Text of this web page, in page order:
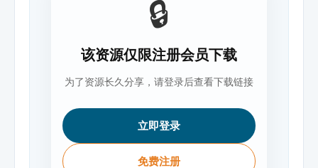
🔒
该资源仅限注册会员下载
为了资源长久分享，请登录后查看下载链接
立即登录
免费注册